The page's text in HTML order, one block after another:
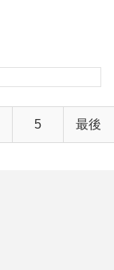
5 最後